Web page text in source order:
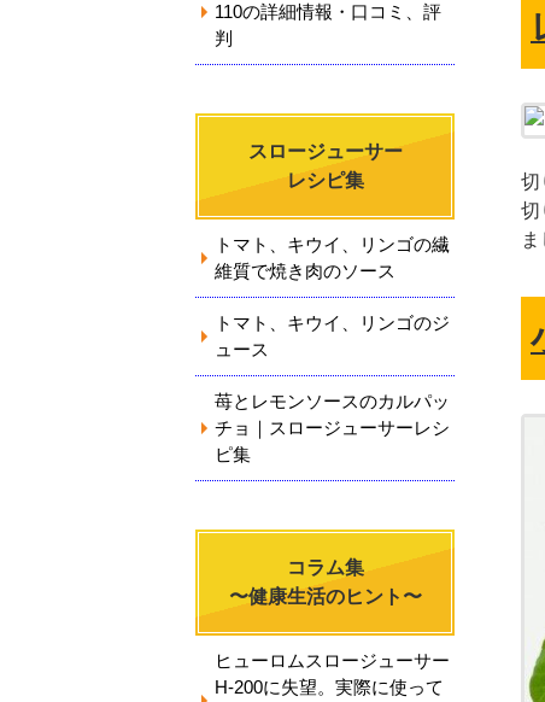
切
切
ま
110の詳細情報・口コミ、評
判
スロージューサー
レシピ集
トマト、キウイ、リンゴの繊
維質で焼き肉のソース
トマト、キウイ、リンゴのジ
ュース
苺とレモンソースのカルパッ
チョ｜スロージューサーレシ
ピ集
コラム集
〜健康生活のヒント〜
ヒューロムスロージューサー
H-200に失望。実際に使って